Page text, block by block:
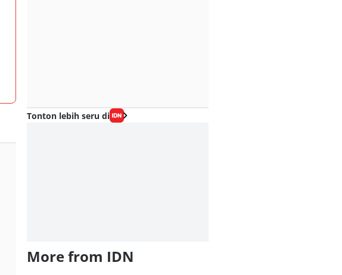
Tonton lebih seru di
More from IDN